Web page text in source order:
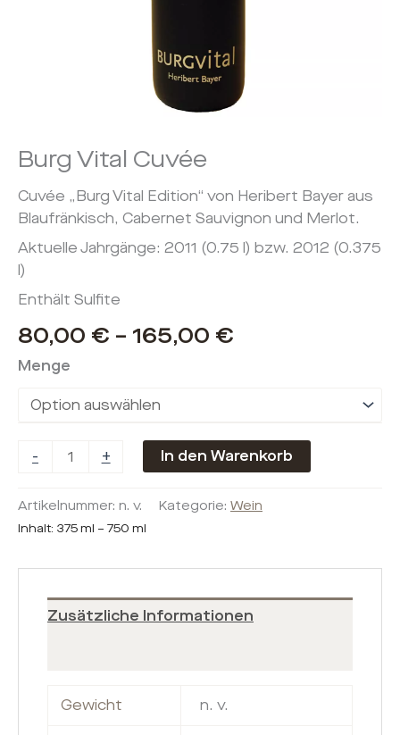
Burg Vital Cuvée
Cuvée „Burg Vital Edition“ von Heribert Bayer aus
Blaufränkisch, Cabernet Sauvignon und Merlot.
Aktuelle Jahrgänge: 2011 (0.75 l) bzw. 2012 (0.375
l)
Enthält Sulfite
80,00 € – 165,00 €
Menge
- + In den Warenkorb
Artikelnummer: n. v. Kategorie: Wein
Inhalt: 375ml – 750 ml
Zusätzliche Informationen
Gewicht n. v.